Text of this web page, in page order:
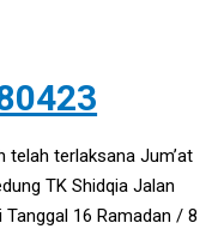
telah terlaksana Jum’at
TK Shidqia Jalan
16 Ramadan / 8